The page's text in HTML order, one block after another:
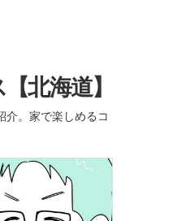
北海道】
介。家で楽しめるコ